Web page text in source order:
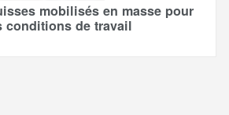
mobilisés en masse pour
conditions de travail